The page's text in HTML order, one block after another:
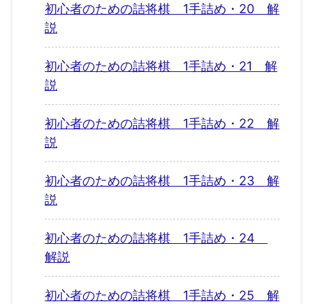
初心者のための詰将棋 1手詰め・20 解
説
初心者のための詰将棋 1手詰め・21 解
説
初心者のための詰将棋 1手詰め・22 解
説
初心者のための詰将棋 1手詰め・23 解
説
初心者のための詰将棋 1手詰め・24
解説
初心者のための詰将棋 1手詰め・25 解